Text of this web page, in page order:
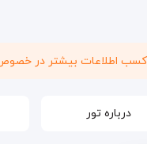
کسب اطلاعات بیشتر در
درباره تور